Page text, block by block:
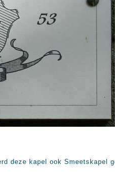
deze kapel ook Smeetskapel